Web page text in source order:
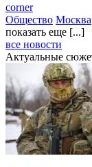
corner
Общество Москва
показать еще [...]
все новости
Актуальные